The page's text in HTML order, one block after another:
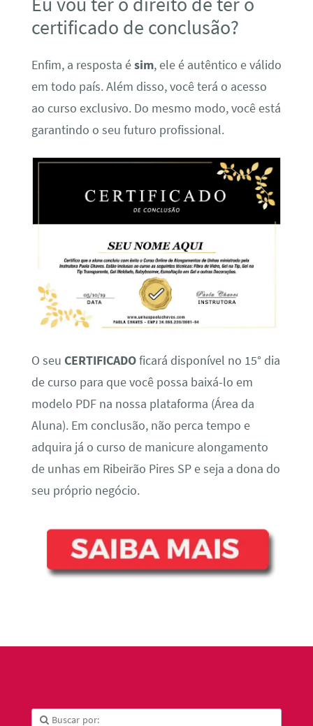
certificado de conclusão?
Enfim, a resposta ésim, ele é autêntico e válido
em todo país. Além disso, você terá o acesso
ao curso exclusivo. Do mesmo modo, você está
garantindo o seu futuro profissional.
O seu CERTIFICADOficará disponível no 15° dia
de curso para que você possa baixá-lo em
modelo PDF na nossa plataforma (Área da
Aluna). Em conclusão, não perca tempo e
adquira já o curso de manicure alongamento
de unhas em Ribeirão Pires SP e seja a dona do
seu próprio negócio.